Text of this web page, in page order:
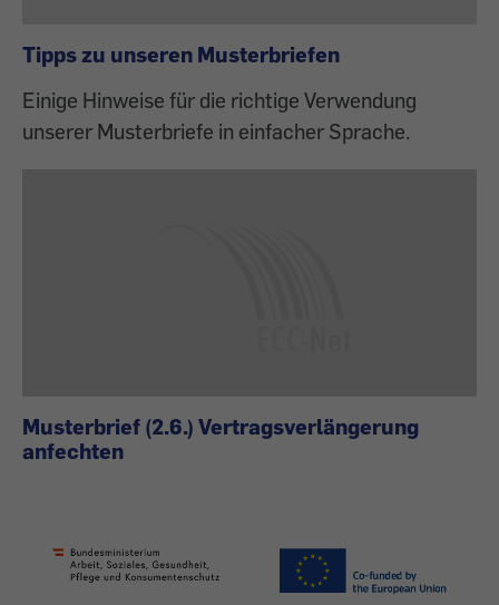
Tipps zu unseren Musterbriefen
Einige Hinweise für die richtige Verwendung
unserer Musterbriefe in einfacher Sprache.
Musterbrief (2.6.) Vertragsverlängerung
anfechten